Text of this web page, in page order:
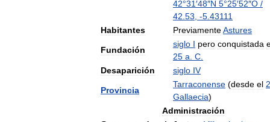
42°31′48″N 5°25′52″O /
42 53 -5 43111
Habitantes
PreviamenteAstures
Fundación
siglo I pero conquistada
25 a C
Desaparición
siglo IV
Provincia
Tarraconense (desde el
Gallaecia)
Administración